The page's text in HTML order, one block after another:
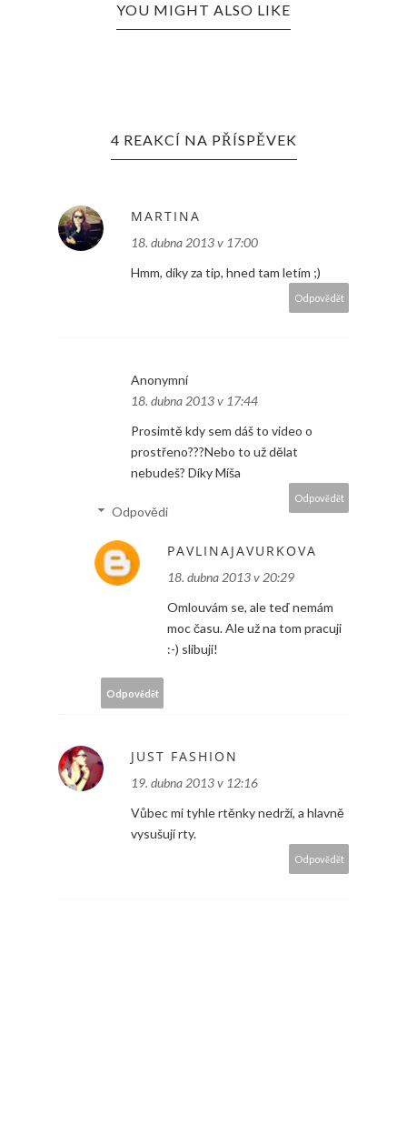
YOU MIGHT ALSO LIKE
4 REAKCÍ NA PŘÍSPĚVEK
MARTINA
18. dubna 2013 v 17:00
Hmm, díky za tip, hned tam letím ;)
Odpovědět
Anonymní
18. dubna 2013 v 17:44
Prosimtě kdy sem dáš to video o
prostřeno???Nebo to už dělat
nebudeš? Díky Míša
Odpovědět
Odpovědi
PAVLINAJAVURKOVA
18. dubna 2013 v 20:29
Omlouvám se, ale teď nemám
moc času. Ale už na tom pracuji
:-) slibuji!
Odpovědět
JUST FASHION
19. dubna 2013 v 12:16
Vůbec mi tyhle rtěnky nedrží, a hlavně
vysušují rty.
Odpovědět